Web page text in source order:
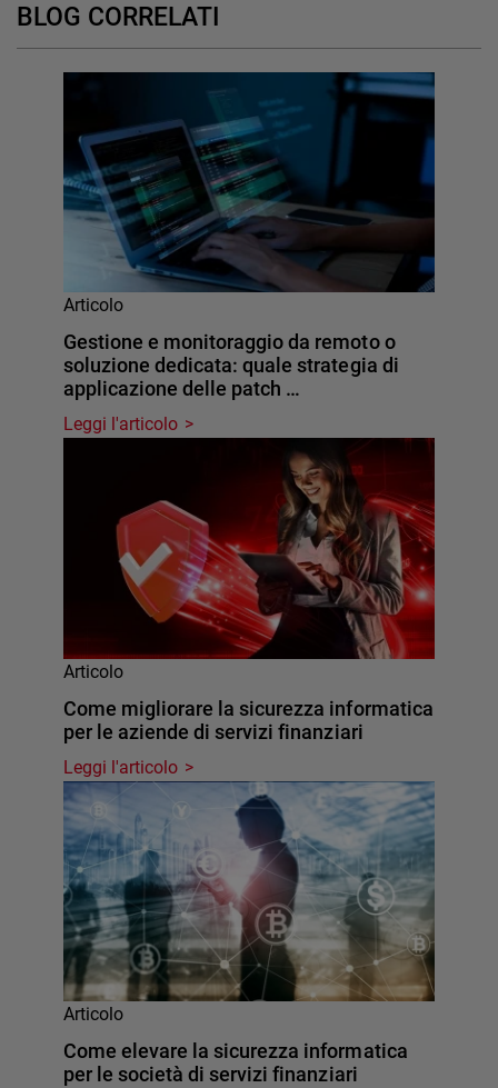
BLOG CORRELATI
Articolo
Gestione e monitoraggio da remoto o
soluzione dedicata: quale strategia di
applicazione delle patch …
Leggi l'articolo
Articolo
Come migliorare la sicurezza informatica
per le aziende di servizi finanziari
Leggi l'articolo
Articolo
Come elevare la sicurezza informatica
per le società di servizi finanziari